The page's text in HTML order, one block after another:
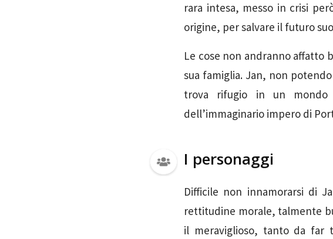
rara intesa, messo in crisi
origine, per salvare il futuro
Le cose non andranno affatto
sua famiglia. Jan, non
trova rifugio in un
dell’immaginario impero di
I personaggi
Difficile non innamorarsi di
rettitudine morale, talmente
il meraviglioso, tanto da far